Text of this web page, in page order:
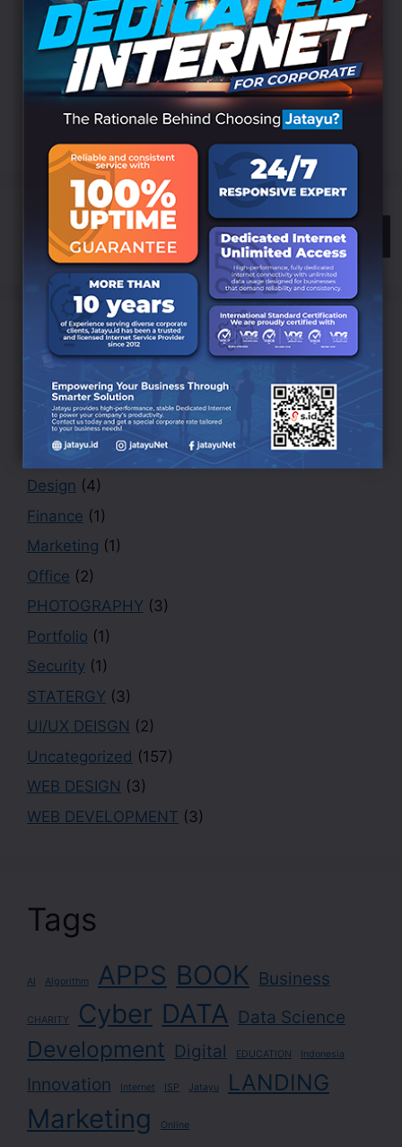
CyberDATA Data Science
Development Digital EDUCATION Indonesia
Innovation Internet ISP Jatayu LANDING
Marketing
Search
Categories
Branding(6)
BRANDING DESIGN(3)
Creative
Design (4)
Finance (1)
Marketing (1)
Office (2)
PHOTOGRAPHY (3)
Portfolio (1)
Security (1)
STATERGY (3)
UI/UX DEISGN (2)
Uncategorized (157)
WEB DESIGN (3)
WEB DEVELOPMENT (3)
Tags
AI Algorithm APPS BOOK Business
CHARITY Cyber DATA Data Science
Development Digital EDUCATION Indonesia
Innovation Internet ISP Jatayu LANDING
Marketing Online